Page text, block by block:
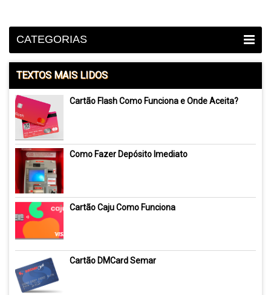
CATEGORIAS
TEXTOS MAIS LIDOS
Cartão Flash Como Funciona e Onde Aceita?
Como Fazer Depósito Imediato
Cartão Caju Como Funciona
Cartão DMCard Semar